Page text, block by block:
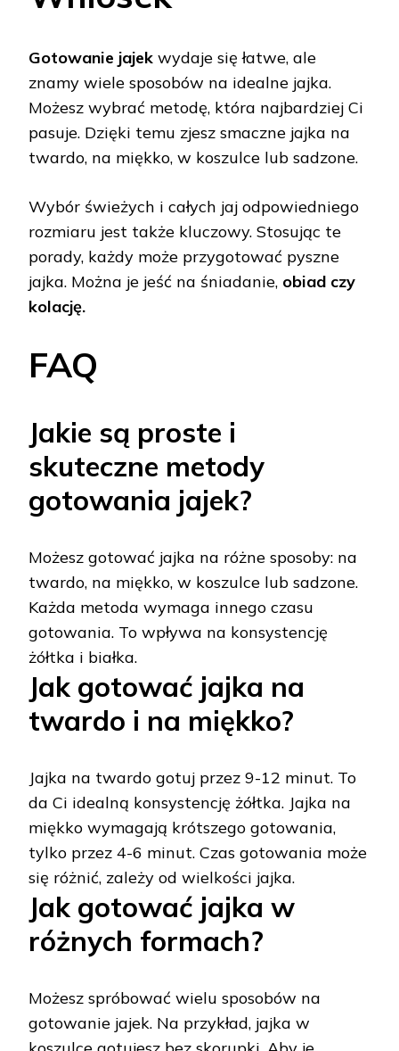
Gotowanie jajek wydaje się łatwe, ale
znamy wiele sposobów na idealne jajka.
Możesz wybrać metodę, która najbardziej Ci
pasuje. Dzięki temu zjesz smaczne jajka na
twardo, na miękko, w koszulce lub sadzone.
Wybór świeżych i całych jaj odpowiedniego
rozmiaru jest także kluczowy. Stosując te
porady, każdy może przygotować pyszne
jajka. Można je jeść na śniadanie, obiad czy
kolację.
FAQ
Jakie są proste i
skuteczne metody
gotowania jajek?
Możesz gotować jajka na różne sposoby: na
twardo, na miękko, w koszulce lub sadzone.
Każda metoda wymaga innego czasu
gotowania. To wpływa na konsystencję
żółtka i białka.
Jak gotować jajka na
twardo i na miękko?
Jajka na twardo gotuj przez 9-12 minut. To
da Ci idealną konsystencję żółtka. Jajka na
miękko wymagają krótszego gotowania,
tylko przez 4-6 minut. Czas gotowania może
się różnić, zależy od wielkości jajka.
Jak gotować jajka w
różnych formach?
Możesz spróbować wielu sposobów na
gotowanie jajek. Na przykład, jajka w